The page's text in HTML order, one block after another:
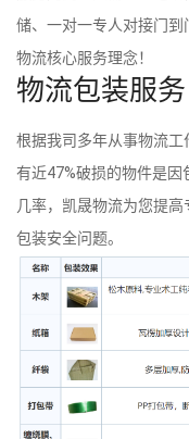
储、一对一专人对接门
物流核心服务理念！
物流包装服务
根据我司多年从事物流
有近47%破损的物件是
几率，凯晟物流为您提
包装安全问题。